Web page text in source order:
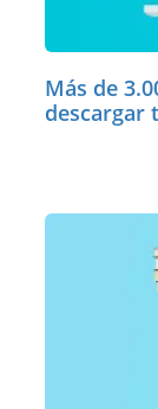
Más de
descargar